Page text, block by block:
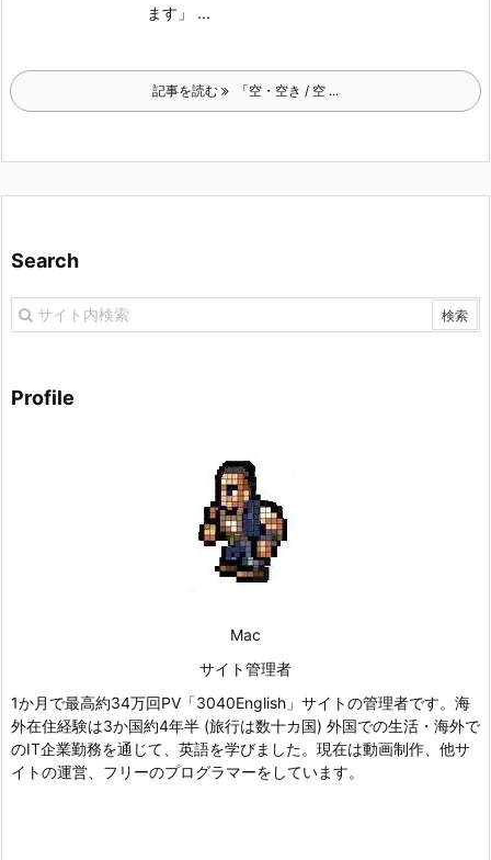
ます」
...
記事を読む 「空・空き / 空 ...
Search
Profile
Mac
サイト管理者
1か月で最高約34万回PV「3040English」サイトの管理者です。海
外在住経験は3か国約4年半 (旅行は数十カ国) 外国での生活・海外で
のIT企業勤務を通じて、英語を学びました。現在は動画制作、他サ
イトの運営、フリーのプログラマーをしています。